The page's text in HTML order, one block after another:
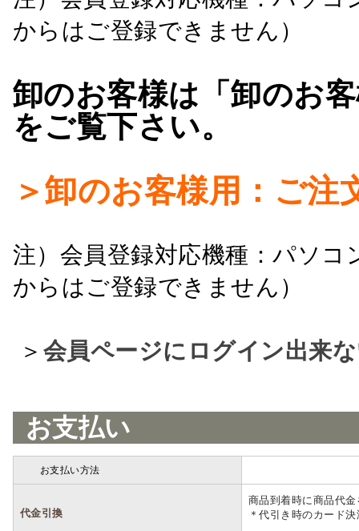
からはご登録できません）
卸のお客様は「卸のお
をご覧下さい。
＞卸のお客様用：ご注
注）会員登録対応機種：パソ
からはご登録できません）
＞ 会員ページにログイン出来
お支払い
お支払い方法
代金引換
商品到着時に商品代
＊代引き時のカード